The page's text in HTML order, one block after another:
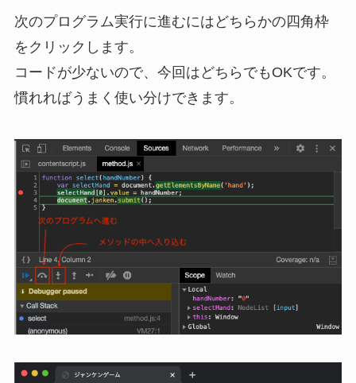
次のプログラム実行に進むにはどちらかの四角枠
をクリックします。
コードが少ないので、 今回はどちらでもOKです。
慣れればうまく使い分けできます。